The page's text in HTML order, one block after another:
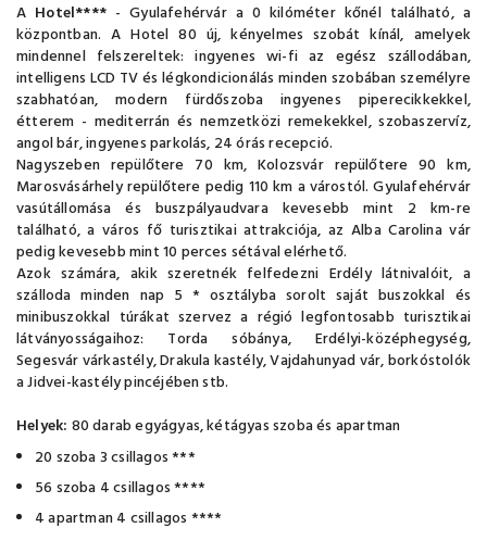
A Hotel****- Gyulafehérvár a 0 kilóméter kőnél található, a
központban. A Hotel 80 új, kényelmes szobát kínál, amelyek
mindennel felszereltek: ingyenes wi-fi az egész szállodában,
intelligens LCD TV és légkondicionálás minden szobában személyre
szabhatóan, modern fürdőszoba ingyenes piperecikkekkel,
étterem - mediterrán és nemzetközi remekekkel, szobaszervíz,
angol bár, ingyenes parkolás, 24 órás recepció.
Nagyszeben repülőtere 70 km, Kolozsvár repülőtere 90 km,
Marosvásárhely repülőtere pedig 110 km a várostól. Gyulafehérvár
vasútállomása és buszpályaudvara kevesebb mint 2 km-re
található, a város fő turisztikai attrakciója, az Alba Carolina vár
pedig kevesebb mint 10 perces sétával elérhető.
Azok számára, akik szeretnék felfedezni Erdély látnivalóit, a
szálloda minden nap 5 * osztályba sorolt saját buszokkal és
minibuszokkal túrákat szervez a régió legfontosabb turisztikai
látványosságaihoz: Torda sóbánya, Erdélyi-középhegység,
Segesvár várkastély, Drakula kastély, Vajdahunyad vár, borkóstolók
a Jidvei-kastély pincéjében stb.
Helyek: 80 darab egyágyas, kétágyas szoba és apartman
20 szoba 3 csillagos ***
56 szoba 4 csillagos ****
4 apartman 4 csillagos ****